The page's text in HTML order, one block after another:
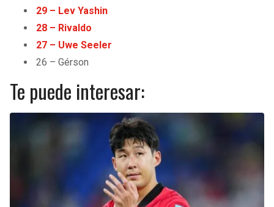
29 – Lev Yashin
28 – Rivaldo
27 – Uwe Seeler
26 – Gérson
Te puede interesar: